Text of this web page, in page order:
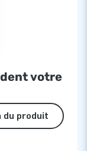
votre
du produit